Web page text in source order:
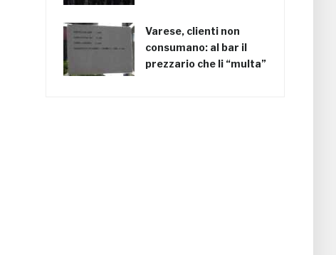
Varese, clienti non
consumano: al bar il
prezzario che li “multa”